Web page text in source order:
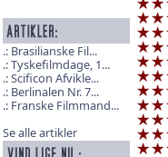
Brasilianske Fil...
Tyskefilmdage, 1...
Scificon Afvikle...
Berlinalen Nr. 7...
Franske Filmmand...
Se alle artikler